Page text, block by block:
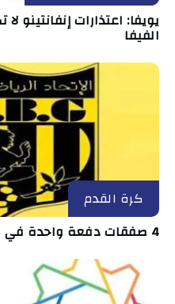
يويفا: اعتذارات إنفانتينو
الفيفا
كرة القدم
4 صفقات دفعة واحدة في اتحاد بن قردان